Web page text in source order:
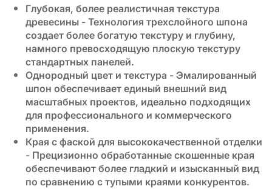
Глубокая, более реалистичная текстура
древесины - Технология трехслойного шпона
создает более богатую текстуру и глубину,
намного превосходящую плоскую текстуру
стандартных панелей.
Однородный цвет и текстура - Эмалированный
шпон обеспечивает единый внешний вид
масштабных проектов, идеально подходящих
для профессионального и коммерческого
применения.
Края с фаской для высококачественной отделки
- Прецизионно обработанные скошенные края
обеспечивают более гладкий и изысканный вид
по сравнению с тупыми краями конкурентов.